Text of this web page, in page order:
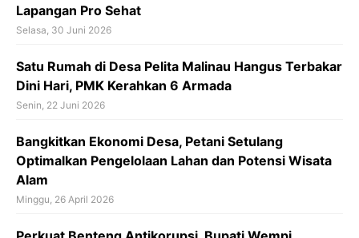
Lapangan Pro Sehat
Selasa, 30 Juni 2026
Satu Rumah di Desa Pelita Malinau Hangus Terbakar
Dini Hari, PMK Kerahkan 6 Armada
Senin, 22 Juni 2026
Bangkitkan Ekonomi Desa, Petani Setulang
Optimalkan Pengelolaan Lahan dan Potensi Wisata
Alam
Minggu, 26 April 2026